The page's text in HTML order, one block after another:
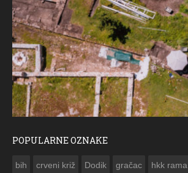
POPULARNE OZNAKE
bih crveni križ Dodik gračac hkk rama